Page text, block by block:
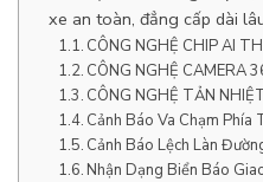
xe an toàn, đẳng cấp dài
CÔNG NGHỆ CHIP AI
CÔNG NGHỆ CAMERA
CÔNG NGHỆ TẢN
Cảnh Báo Va Chạm Phía
Cảnh Báo Lệch Làn
Nhận Dạng Biển Báo